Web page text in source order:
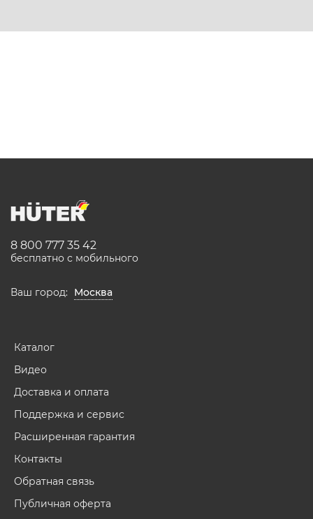
8 800 777 35 42
бесплатно с мобильного
Ваш город: Москва
Каталог
Видео
Доставка и оплата
Поддержка и сервис
Расширенная гарантия
Контакты
Обратная связь
Публичная оферта